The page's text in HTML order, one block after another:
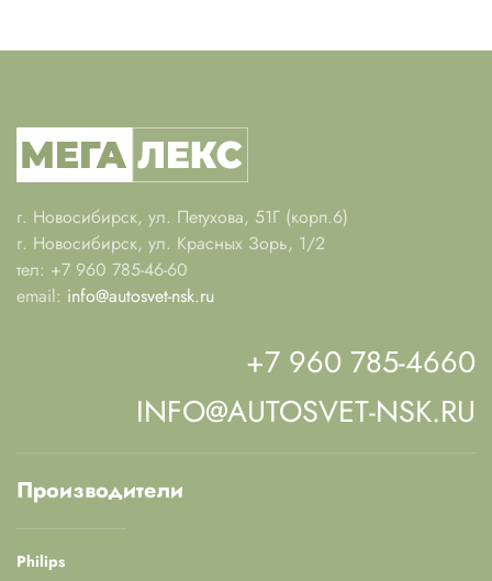
г. Новосибирск, ул. Петухова, 51Г (корп.6)
г. Новосибирск, ул. Красных Зорь, 1/2
тел: +7 960 785-46-60
email: info@autosvet-nsk.ru
+7 960 785-4660
INFO@AUTOSVET-NSK.RU
Производители
Philips